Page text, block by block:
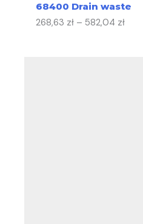
68400 Drain waste
268,63 zł – 582,04 zł